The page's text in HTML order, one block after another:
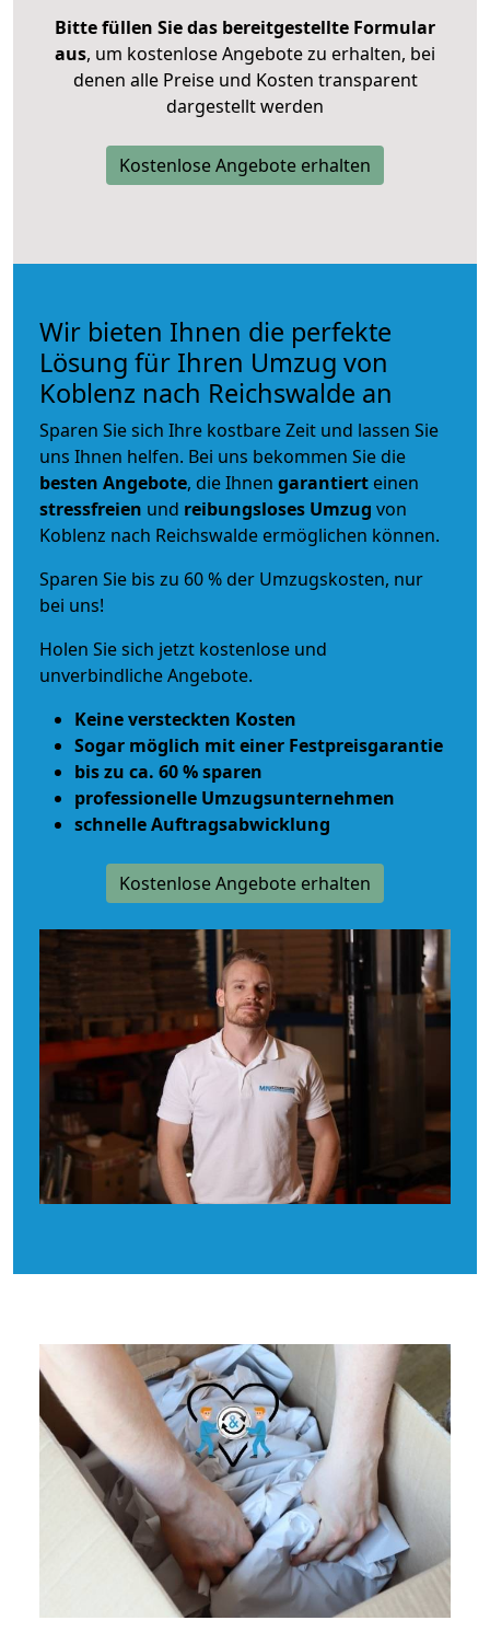
Bitte füllen Sie das bereitgestellte Formular
aus, um kostenlose Angebote zu erhalten, bei
denen alle Preise und Kosten transparent
dargestellt werden
Kostenlose Angebote erhalten
Wir bieten Ihnen die perfekte
Lösung für Ihren Umzug von
Koblenz nach Reichswalde an
Sparen Sie sich Ihre kostbare Zeit und lassen Sie
uns Ihnen helfen. Bei uns bekommen Sie die
besten Angebote, die Ihnen garantiert einen
stressfreien und reibungsloses Umzug von
Koblenz nach Reichswalde ermöglichen können.
Sparen Sie bis zu 60 % der Umzugskosten, nur
bei uns!
Holen Sie sich jetzt kostenlose und
unverbindliche Angebote.
Keine versteckten Kosten
Sogar möglich mit einer Festpreisgarantie
bis zu ca. 60 % sparen
professionelle Umzugsunternehmen
schnelle Auftragsabwicklung
Kostenlose Angebote erhalten